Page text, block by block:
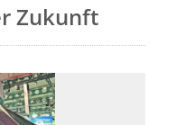
Zukunft